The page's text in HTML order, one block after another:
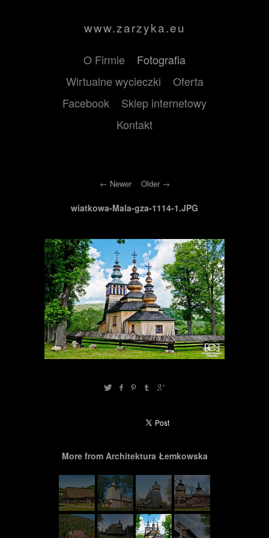
www.zarzyka.eu
O Firmie
Fotografia
Wirtualne wycieczki
Oferta
Facebook
Sklep internetowy
Kontakt
Newer Older
wiatkowa-Mala-gza-1114-1.JPG
More from Architektura Łemkowska